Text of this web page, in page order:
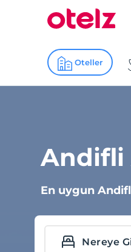
Oteller
Andifli
En uygun